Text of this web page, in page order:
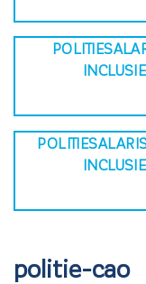
politie-cao